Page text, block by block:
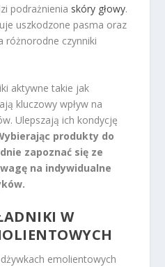
podrażnienia skóry głowy.
uszkodzone pasma oraz
różnorodne czynniki
aktywne takie jak
kluczowy wpływ na
Ulepszają ich kondycję
produkty do
zapoznać się ze
na indywidualne
W
emolientowych